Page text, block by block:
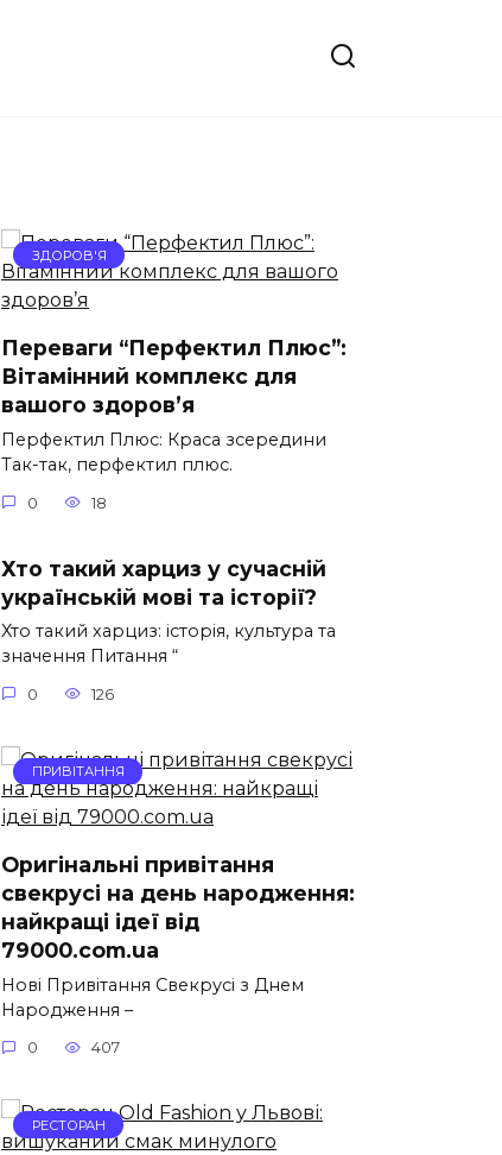
ЗДОРОВ'Я
Переваги “Перфектил Плюс”:
Вітамінний комплекс для
вашого здоров’я
Перфектил Плюс: Краса зсередини
Так-так, перфектил плюс.
0 18
Хто такий харциз у сучасній
українській мові та історії?
Хто такий харциз: історія, культура та
значення Питання “
0 126
ПРИВІТАННЯ
Оригінальні привітання
свекрусі на день народження:
найкращі ідеї від
79000.com.ua
Нові Привітання Свекрусі з Днем
Народження –
0 407
РЕСТОРАН